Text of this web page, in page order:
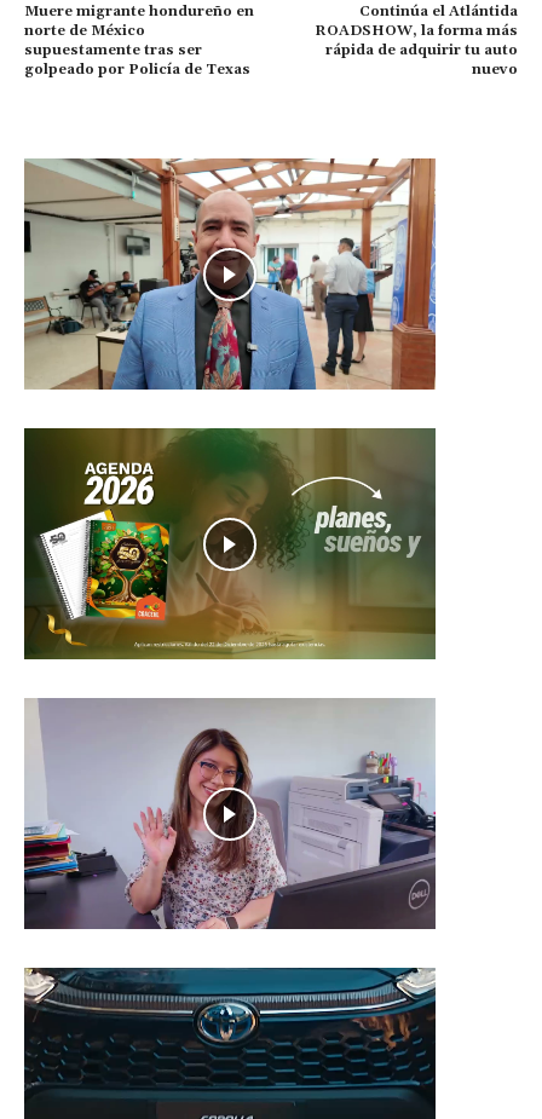
Muere migrante hondureño en
norte de México
supuestamente tras ser
golpeado por Policía de Texas
Continúa el Atlántida
ROADSHOW, la forma más
rápida de adquirir tu auto
nuevo